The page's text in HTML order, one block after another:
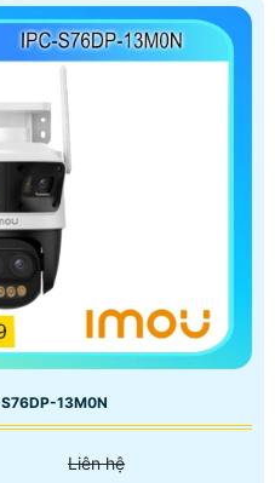
13M0N
Liên hệ